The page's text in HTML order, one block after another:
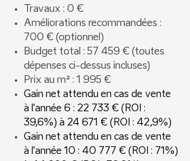
Travaux : 0 €
Améliorations recommandées :
700 € (optionnel)
Budget total : 57 459 € (toutes
dépenses ci-dessus incluses)
Prix au m² : 1 995 €
Gain net attendu en cas de vente
à l'année 6 : 22 733 € (ROI :
39,6%) à 24 671 € (ROI : 42,9%)
Gain net attendu en cas de vente
à l'année 10 : 40 777 € (ROI : 71%)